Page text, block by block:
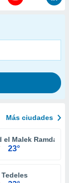
Más ciudades
el Malek Ramdane
23°